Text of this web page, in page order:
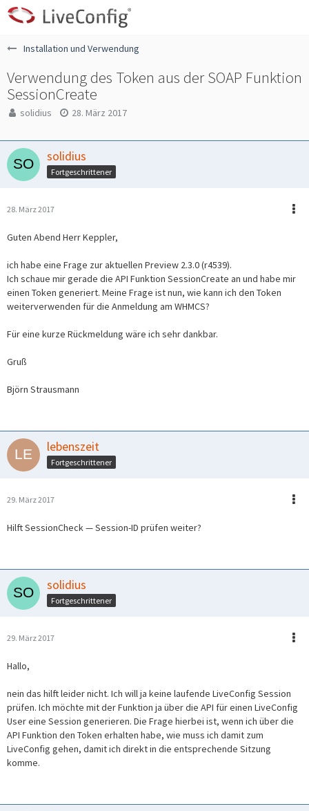
Installation und Verwendung
Verwendung des Token aus der SOAP Funktion
SessionCreate
solidius 28. März 2017
solidius
Fortgeschrittener
28. März 2017
Guten Abend Herr Keppler,
ich habe eine Frage zur aktuellen Preview 2.3.0 (r4539).
Ich schaue mir gerade die API Funktion SessionCreate an und habe mir
einen Token generiert. Meine Frage ist nun, wie kann ich den Token
weiterverwenden für die Anmeldung am WHMCS?
Für eine kurze Rückmeldung wäre ich sehr dankbar.
Gruß
Björn Strausmann
lebenszeit
Fortgeschrittener
29. März 2017
Hilft SessionCheck — Session-ID prüfen weiter?
solidius
Fortgeschrittener
29. März 2017
Hallo,
nein das hilft leider nicht. Ich will ja keine laufende LiveConfig Session
prüfen. Ich möchte mit der Funktion ja über die API für einen LiveConfig
User eine Session generieren. Die Frage hierbei ist, wenn ich über die
API Funktion den Token erhalten habe, wie muss ich damit zum
LiveConfig gehen, damit ich direkt in die entsprechende Sitzung
komme.